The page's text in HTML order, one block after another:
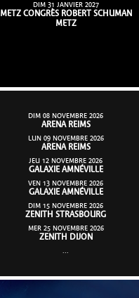
DIM 31 JANVIER 2027
METZ CONGRÈS ROBERT SCHUMAN
METZ
DIM 08 NOVEMBRE 2026
ARENA REIMS
LUN 09 NOVEMBRE 2026
ARENA REIMS
JEU 12 NOVEMBRE 2026
GALAXIE AMNÉVILLE
VEN 13 NOVEMBRE 2026
GALAXIE AMNÉVILLE
DIM 15 NOVEMBRE 2026
ZENITH STRASBOURG
MER 25 NOVEMBRE 2026
ZENITH DIJON
...